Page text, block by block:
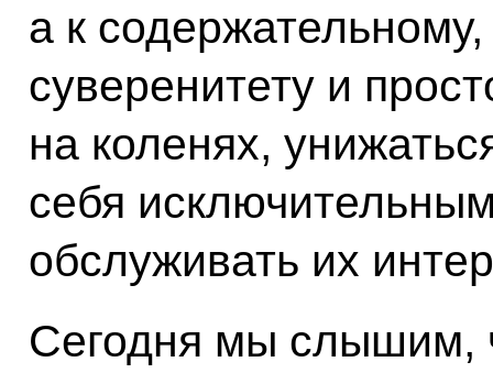
а к
суверенитету и
на коленях,
себя
обслуживать их
Сегодня мы слышим,